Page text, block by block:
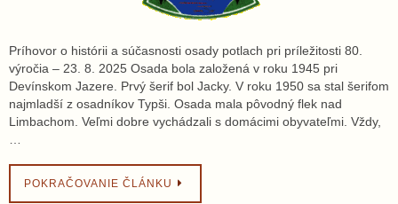
Príhovor o histórii a súčasnosti osady potlach pri príležitosti 80.
výročia – 23. 8. 2025 Osada bola založená v roku 1945 pri
Devínskom Jazere. Prvý šerif bol Jacky. V roku 1950 sa stal šerifom
najmladší z osadníkov Typši. Osada mala pôvodný flek nad
Limbachom. Veľmi dobre vychádzali s domácimi obyvateľmi. Vždy,
…
POKRAČOVANIE ČLÁNKU